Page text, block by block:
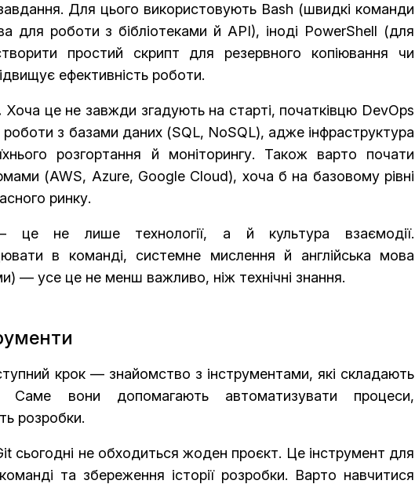
Для цього використовують Bash (швидкі команди
для роботи з бібліотеками й API), іноді PowerShell (для
простий скрипт для резервного копіювання чи
ефективність роботи.
Хоча це не завжди згадують на старті, початківцю DevOps
з базами даних (SQL, NoSQL), адже інфраструктура
розгортання й моніторингу. Також варто почати
(AWS, Azure, Google Cloud), хоча б на базовому рівні
ринку.
це не лише технології, а й культура взаємодії.
в команді, системне мислення й англійська мова
— усе це не менш важливо, ніж технічні знання.
крок — знайомство з інструментами, які складають
Саме вони допомагають автоматизувати процеси,
розробки.
сьогодні не обходиться жоден проєкт. Це інструмент для
та збереження історії розробки. Варто навчитися